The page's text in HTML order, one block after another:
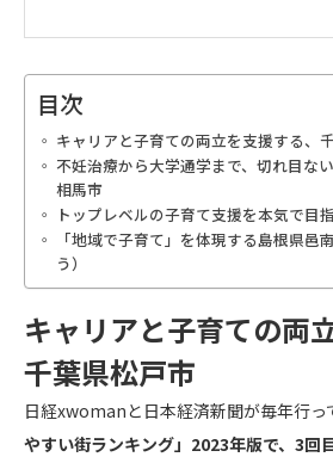
目次
キャリアと子育ての両立を支援する、
不妊治療から大学通学まで、切れ目な
相馬市
トップレベルの子育て支援を本気で目
「地域で子育て」を体現する島根県邑
う）
キャリアと子育ての両
千葉県松戸市
日経xwomanと日本経済新聞が毎年行っ
やすい街ランキング」2023年版で、3回